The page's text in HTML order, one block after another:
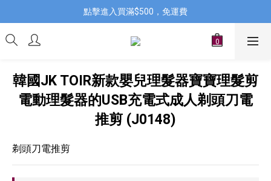
點擊進入買滿$500，免運費
韓國JK TOIR新款嬰兒理髮器寶寶理髮剪
電動理髮器的USB充電式成人剃頭刀電
推剪 (J0148)
剃頭刀電推剪